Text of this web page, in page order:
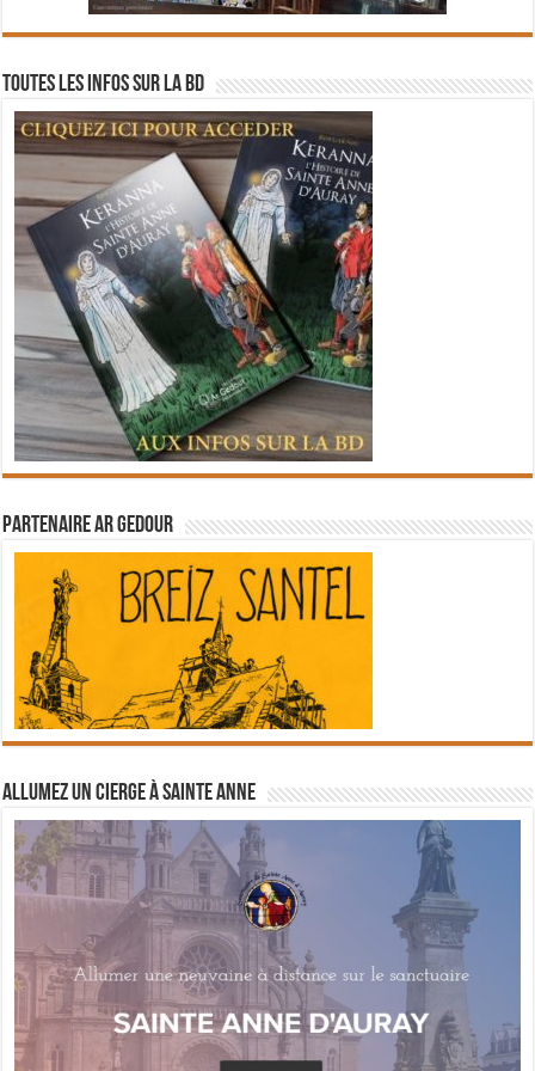
Toutes les infos sur la BD
Partenaire Ar Gedour
Allumez un cierge à Sainte Anne